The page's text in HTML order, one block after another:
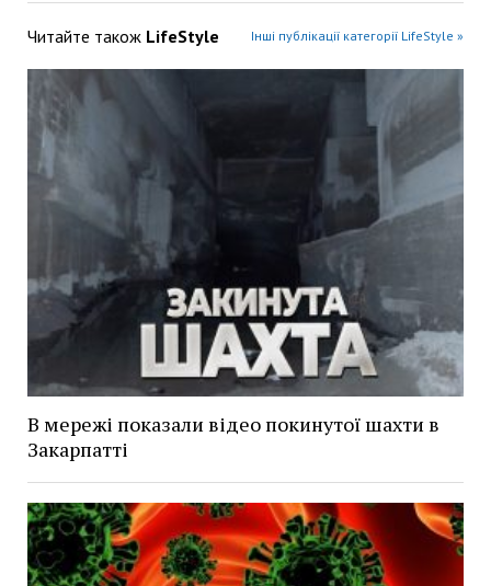
Читайте також LifeStyle Інші публікації категорії LifeStyle »
В мережі показали відео покинутої шахти в
Закарпатті